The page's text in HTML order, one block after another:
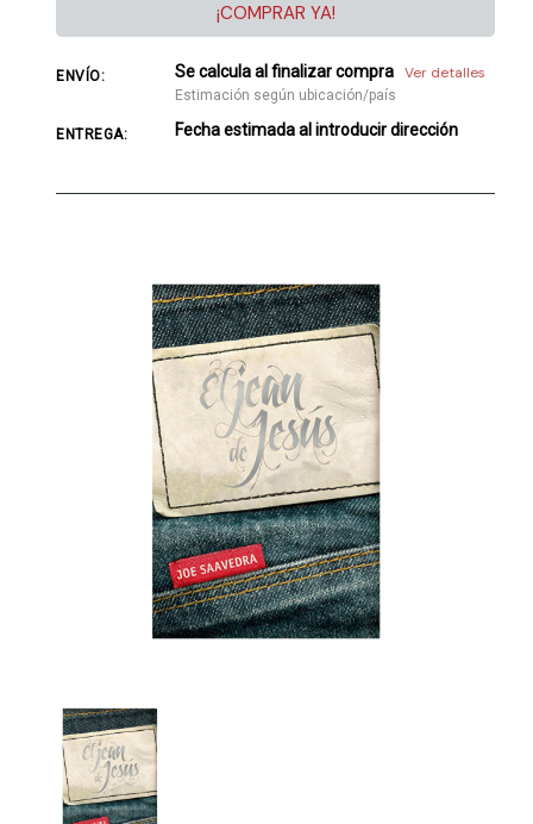
¡COMPRAR YA!
ENVÍO: Se calcula al finalizar compra Ver detalles
Estimación según ubicación/país
ENTREGA: Fecha estimada al introducir dirección